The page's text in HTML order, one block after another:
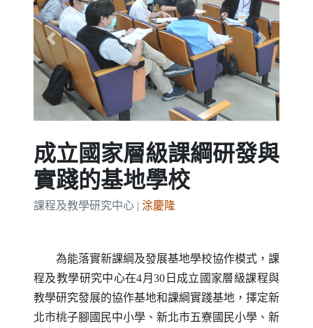
Previous Next
成立國家層級課綱研發與
實踐的基地學校
課程及教學研究中心 | 涂慶隆
為能落實新課綱及發展基地學校協作模式，課
程及教學研究中心在4月30日成立國家層級課程與
教學研究發展的協作基地和課綱實踐基地，擇定新
北市桃子腳國民中小學、新北市五寮國民小學、新